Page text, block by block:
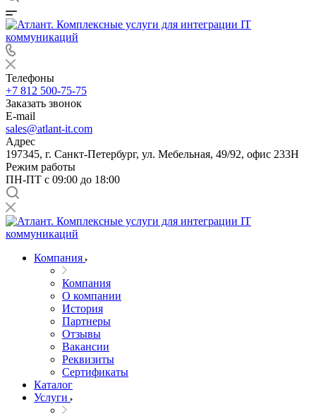
Телефоны
+7 812 500-75-75
Заказать звонок
E-mail
sales@atlant-it.com
Адрес
197345, г. Санкт-Петербург, ул. Мебельная, 49/92, офис 233Н
Режим работы
ПН-ПТ с 09:00 до 18:00
Компания
Компания
О компании
История
Партнеры
Отзывы
Вакансии
Реквизиты
Сертификаты
Каталог
Услуги